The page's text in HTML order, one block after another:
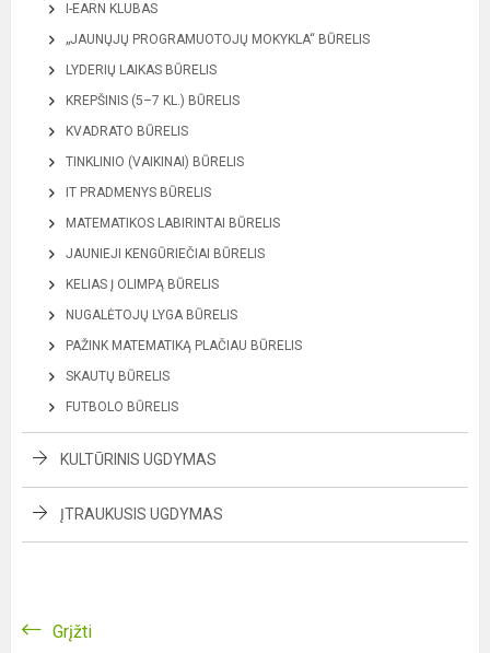
I-EARN KLUBAS
„JAUNŲJŲ PROGRAMUOTOJŲ MOKYKLA“ BŪRELIS
LYDERIŲ LAIKAS BŪRELIS
KREPŠINIS (5–7 KL.) BŪRELIS
KVADRATO BŪRELIS
TINKLINIO (VAIKINAI) BŪRELIS
IT PRADMENYS BŪRELIS
MATEMATIKOS LABIRINTAI BŪRELIS
JAUNIEJI KENGŪRIEČIAI BŪRELIS
KELIAS Į OLIMPĄ BŪRELIS
NUGALĖTOJŲ LYGA BŪRELIS
PAŽINK MATEMATIKĄ PLAČIAU BŪRELIS
SKAUTŲ BŪRELIS
FUTBOLO BŪRELIS
KULTŪRINIS UGDYMAS
ĮTRAUKUSIS UGDYMAS
Grįžti